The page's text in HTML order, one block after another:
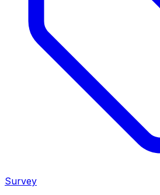
Survey